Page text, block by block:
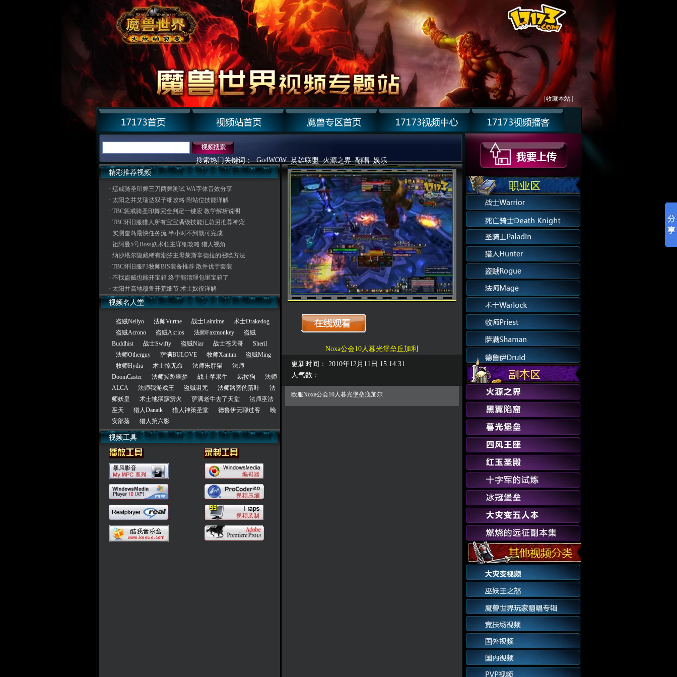
|收藏本站
搜索热门关键词： Go4WOW 英雄联盟 火源之界 翻唱 娱乐
精彩推荐视频
· 惩戒骑圣印舞三刀两舞测试 WA字体音效分享
· 太阳之井艾瑞达双子细攻略 附站位技能详解
· TBC惩戒骑圣印舞完全判定一键宏 教学解析说明
· TBC怀旧服猎人所有宝宝满级技能汇总另推荐神宠
· 实测奎岛最快任务流 半小时不到就可完成
· 祖阿曼5号Boss妖术领主详细攻略 猎人视角
· 纳沙塔尔隐藏稀有潮汐主母莱斯辛德拉的召唤方法
· TBC怀旧服P3牧师BIS装备推荐 散件优于套装
· 不找盗贼也能开宝箱 终于能清理包里宝箱了
· 太阳井高地穆鲁开荒细节 术士奴役详解
视频名人堂
盗贼Neilyo 法师Vurtne 战士Laintime
术士Drakedog
盗贼Acrono
盗贼Akrios 法师Faxmonkey
盗贼
Buddhist
战士Swifty 盗贼Niar 战士苍天哥
Sheril
法师Otherguy
萨满BULOVE 牧师Xantim
盗贼Ming
牧师Hydra
术士惊无命 法师朱胖猫
法师
DoomCaster
法师撕裂噩梦 战士苹果牛 易拉狗
法师
ALCA
法师我游戏王 盗贼诅咒 法师路旁的落叶
法
师妖皇
术士地狱霹雳火 萨满老牛去了天堂
法师巫法
巫天
猎人Danaik 猎人神策圣堂 德鲁伊无聊过客
晚
安部落
猎人第六影
视频工具
Noxa公会10人暮光堡垒丘加利
更新时间： 2010年12月11日 15:14:31
人气数：
欧服Noxa公会10人暮光堡垒寇加尔